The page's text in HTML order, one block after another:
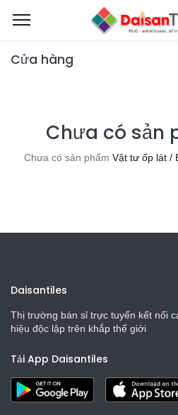
Cửa hàng
Chưa có sản
Chưa có sản phẩm Vật tư ốp lát /
Daisantiles
Thị trường bán sỉ trực tuyến kết nối
hiệu độc lập trên khắp thế giới
Tải App Daisantiles